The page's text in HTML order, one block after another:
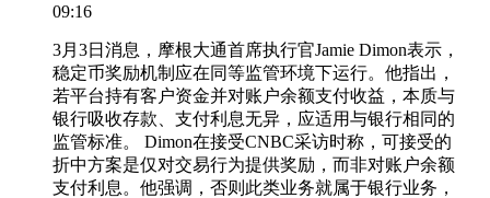
09:16
3月3日消息，摩根大通首席执行官Jamie Dimon表示，
稳定币奖励机制应在同等监管环境下运行。他指出，
若平台持有客户资金并对账户余额支付收益，本质与
银行吸收存款、支付利息无异，应适用与银行相同的
监管标准。 Dimon在接受CNBC采访时称，可接受的
折中方案是仅对交易行为提供奖励，而非对账户余额
支付利息。他强调，否则此类业务就属于银行业务，